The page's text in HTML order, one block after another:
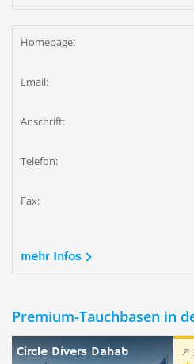
Homepage:
Email:
Anschrift:
Telefon:
Fax:
mehr Infos
Premium-Tauchbasen in
Circle Divers Dahab